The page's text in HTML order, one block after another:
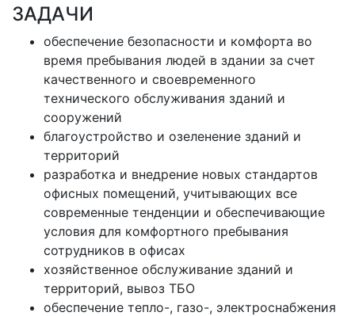
ЗАДАЧИ
обеспечение безопасности и комфорта во
время пребывания людей в здании за счет
качественного и своевременного
технического обслуживания зданий и
сооружений
благоустройство и озеленение зданий и
территорий
разработка и внедрение новых стандартов
офисных помещений, учитывающих все
современные тенденции и обеспечивающие
условия для комфортного пребывания
сотрудников в офисах
хозяйственное обслуживание зданий и
территорий, вывоз ТБО
обеспечение тепло-, газо-, электроснабжения